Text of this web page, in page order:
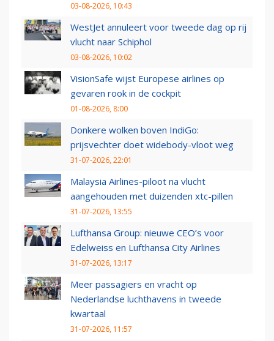
03-08-2026, 10:43
WestJet annuleert voor tweede dag op rij
vlucht naar Schiphol
03-08-2026, 10:02
VisionSafe wijst Europese airlines op
gevaren rook in de cockpit
01-08-2026, 8:00
Donkere wolken boven IndiGo:
prijsvechter doet widebody-vloot weg
31-07-2026, 22:01
Malaysia Airlines-piloot na vlucht
aangehouden met duizenden xtc-pillen
31-07-2026, 13:55
Lufthansa Group: nieuwe CEO’s voor
Edelweiss en Lufthansa City Airlines
31-07-2026, 13:17
Meer passagiers en vracht op
Nederlandse luchthavens in tweede
kwartaal
31-07-2026, 11:57